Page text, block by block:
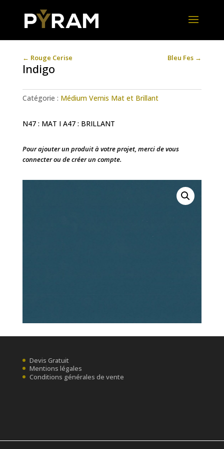
← Rouge Cerise Bleu Fes →
Indigo
Catégorie : Médium Vernis Mat et Brillant
N47 : MAT I A47 : BRILLANT
Pour ajouter un produit à votre projet, merci de vous
connecter ou de créer un compte.
Devis Gratuit
Mentions légales
Conditions générales de vente